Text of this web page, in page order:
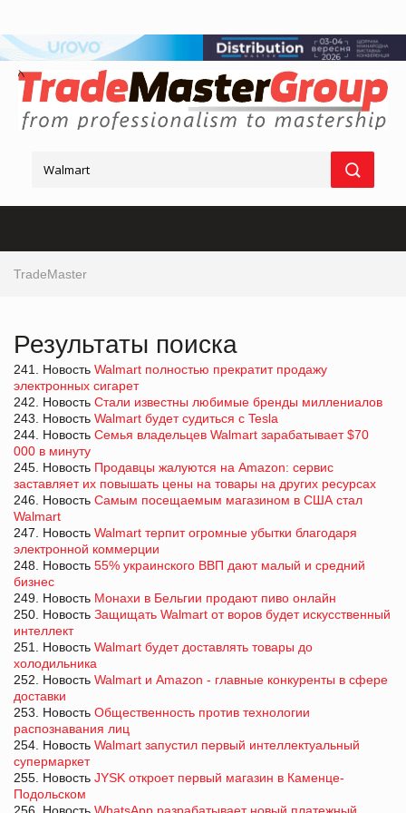
TradeMaster
Результаты поиска
241. Новость Walmart полностью прекратит продажу
электронных сигарет
242. Новость Стали известны любимые бренды миллениалов
243. Новость Walmart будет судиться с Tesla
244. Новость Семья владельцев Walmart зарабатывает $70
000 в минуту
245. Новость Продавцы жалуются на Amazon: сервис
заставляет их повышать цены на товары на других ресурсах
246. Новость Самым посещаемым магазином в США стал
Walmart
247. Новость Walmart терпит огромные убытки благодаря
электронной коммерции
248. Новость 55% украинского ВВП дают малый и средний
бизнес
249. Новость Монахи в Бельгии продают пиво онлайн
250. Новость Защищать Walmart от воров будет искусственный
интеллект
251. Новость Walmart будет доставлять товары до
холодильника
252. Новость Walmart и Amazon - главные конкуренты в сфере
доставки
253. Новость Общественность против технологии
распознавания лиц
254. Новость Walmart запустил первый интеллектуальный
супермаркет
255. Новость JYSK откроет первый магазин в Каменце-
Подольском
256. Новость WhatsApp разрабатывает новый платежный